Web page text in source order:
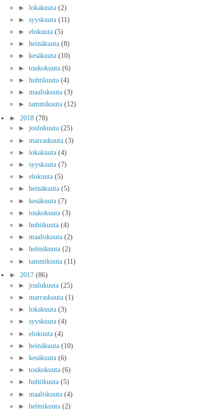
► lokakuuta (2)
► syyskuuta (11)
► elokuuta (5)
► heinäkuuta (8)
► kesäkuuta (10)
► toukokuuta (6)
► huhtikuuta (4)
► maaliskuuta (3)
► tammikuuta (12)
► 2018 (78)
► joulukuuta (25)
► marraskuuta (3)
► lokakuuta (4)
► syyskuuta (7)
► elokuuta (5)
► heinäkuuta (5)
► kesäkuuta (7)
► toukokuuta (3)
► huhtikuuta (4)
► maaliskuuta (2)
► helmikuuta (2)
► tammikuuta (11)
► 2017 (86)
► joulukuuta (25)
► marraskuuta (1)
► lokakuuta (3)
► syyskuuta (4)
► elokuuta (4)
► heinäkuuta (10)
► kesäkuuta (6)
► toukokuuta (6)
► huhtikuuta (5)
► maaliskuuta (4)
► helmikuuta (2)